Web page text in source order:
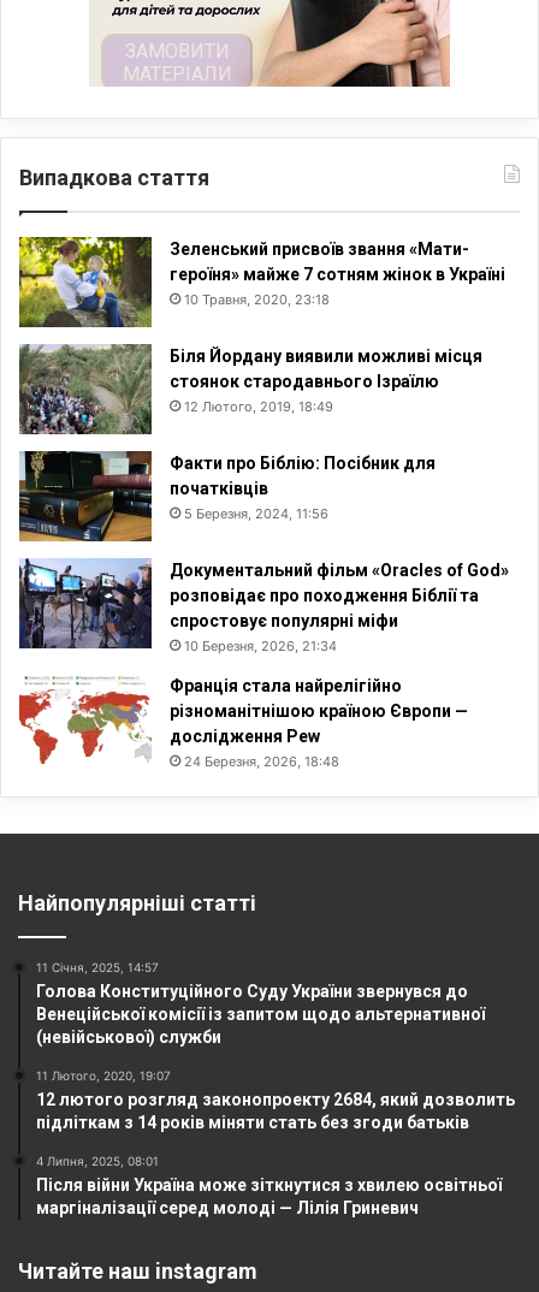
Випадкова стаття
Зеленський присвоїв звання «Мати-
героїня» майже 7 сотням жінок в Україні
10 Травня, 2020, 23:18
Біля Йордану виявили можливі місця
стоянок стародавнього Ізраїлю
12 Лютого, 2019, 18:49
Факти про Біблію: Посібник для
початківців
5 Березня, 2024, 11:56
Документальний фільм «Oracles of God»
розповідає про походження Біблії та
спростовує популярні міфи
10 Березня, 2026, 21:34
Франція стала найрелігійно
різноманітнішою країною Європи —
дослідження Pew
24 Березня, 2026, 18:48
Найпопулярніші статті
11 Січня, 2025, 14:57
Голова Конституційного Суду України звернувся до
Венеційської комісії із запитом щодо альтернативної
(невійськової) служби
11 Лютого, 2020, 19:07
12 лютого розгляд законопроекту 2684, який дозволить
підліткам з 14 років міняти стать без згоди батьків
4 Липня, 2025, 08:01
Після війни Україна може зіткнутися з хвилею освітньої
маргіналізації серед молоді — Лілія Гриневич
Читайте наш instagram